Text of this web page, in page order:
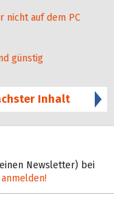
nicht auf dem PC
günstig
Inhalt
Newsletter) bei